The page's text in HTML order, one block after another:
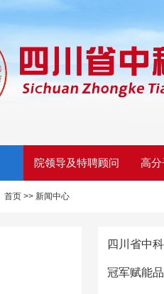
院领导及特聘顾问 高
首页 >> 新闻中心
四川省中
冠军赋能